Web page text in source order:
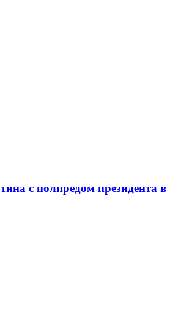
с полпредом президента в